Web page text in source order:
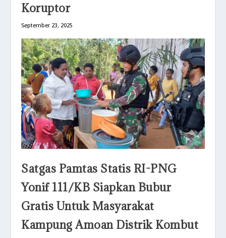
Koruptor
September 23, 2025
Satgas Pamtas Statis RI-PNG
Yonif 111/KB Siapkan Bubur
Gratis Untuk Masyarakat
Kampung Amoan Distrik Kombut